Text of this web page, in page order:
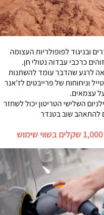
לפופולריות העצומה
כרכבי עבדוה נטולי חן.
שנות ה-90 היה נראה לרגע שהדבר עומד להשתנות
וניחוחות של פרייבטים לז'אנר
עצמאים.
השלישי הטריטון יכול לשחזר
שוב בטנדר